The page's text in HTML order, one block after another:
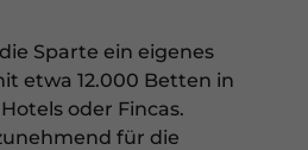
Sparte ein eigenes
etwa 12.000 Betten in
oder Fincas.
für die